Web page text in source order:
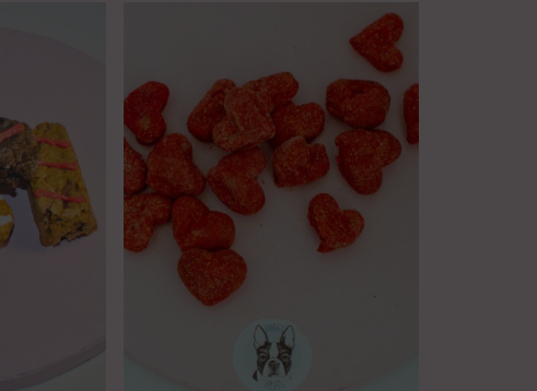
Rango
de
precios:
desde
5.80€
hasta
17.00€